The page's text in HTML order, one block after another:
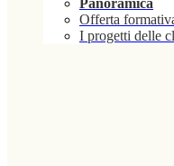
Panoramica
Offerta
I progetti delle